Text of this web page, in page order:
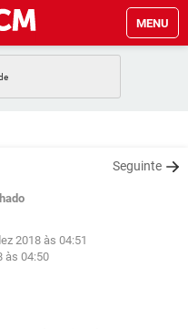
MENU
Seguinte
2018 às 04:51
às 04:50